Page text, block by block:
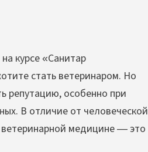
курсе «Санитар
стать ветеринаром. Но
репутацию, особенно при
В отличие от человеческой
медицине — это